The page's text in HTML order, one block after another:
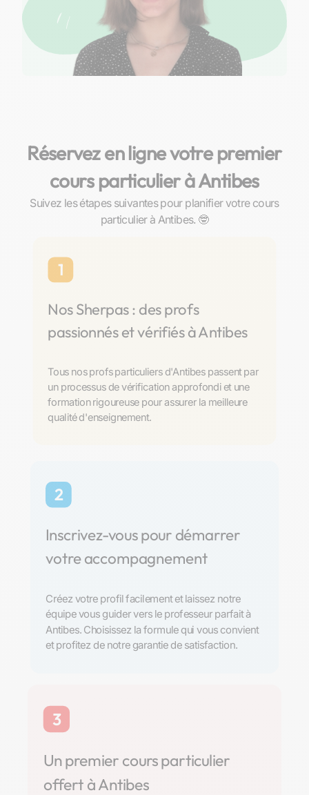
Réservez en ligne votre premier
cours particulier à Antibes
Suivez les étapes suivantes pour planifier votre cours
particulier à Antibes. 🤓
1
Nos Sherpas : des profs
passionnés et vérifiés à Antibes
Tous nos profs particuliers d'Antibes passent par
un processus de vérification approfondi et une
formation rigoureuse pour assurer la meilleure
qualité d'enseignement.
2
Inscrivez-vous pour démarrer
votre accompagnement
Créez votre profil facilement et laissez notre
équipe vous guider vers le professeur parfait à
Antibes. Choisissez la formule qui vous convient
et profitez de notre garantie de satisfaction.
3
Un premier cours particulier
offert à Antibes